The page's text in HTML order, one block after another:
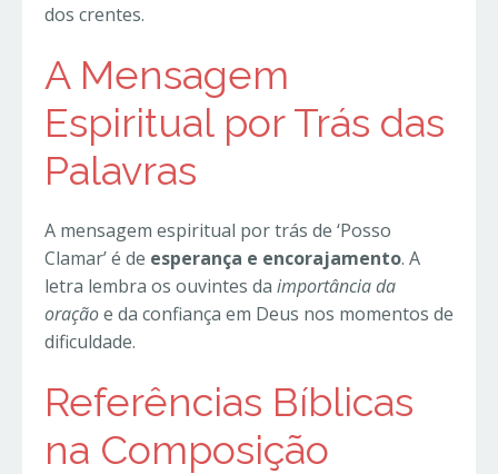
dos crentes.
A Mensagem
Espiritual por Trás das
Palavras
A mensagem espiritual por trás de ‘Posso
Clamar’ é de esperança e encorajamento. A
letra lembra os ouvintes da importância da
oraçãoe da confiança em Deus nos momentos de
dificuldade.
Referências Bíblicas
na Composição